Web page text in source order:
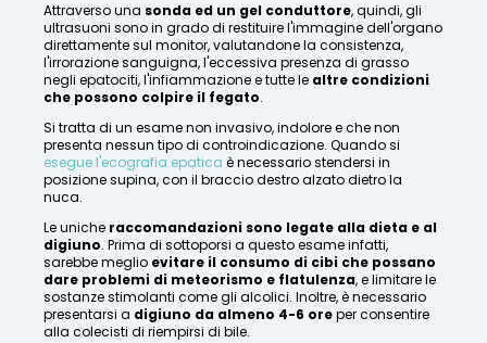
Attraverso una sonda ed un gel conduttore, quindi, gli
ultrasuoni sono in grado di restituire l'immagine dell'organo
direttamente sul monitor, valutandone la consistenza,
l'irrorazione sanguigna, l'eccessiva presenza di grasso
negli epatociti, l'infiammazione e tutte le altre condizioni
che possono colpire il fegato.
Si tratta di un esame non invasivo, indolore e che non
presenta nessun tipo di controindicazione. Quando si
esegue l'ecografia epatica è necessario stendersi in
posizione supina, con il braccio destro alzato dietro la
nuca.
Le uniche raccomandazioni sono legate alla dieta e al
digiuno. Prima di sottoporsi a questo esame infatti,
sarebbe meglio evitare il consumo di cibi che possano
dare problemi di meteorismo e flatulenza, e limitare le
sostanze stimolanti come gli alcolici. Inoltre, è necessario
presentarsi a digiuno da almeno 4-6 oreper consentire
alla colecisti di riempirsi di bile.